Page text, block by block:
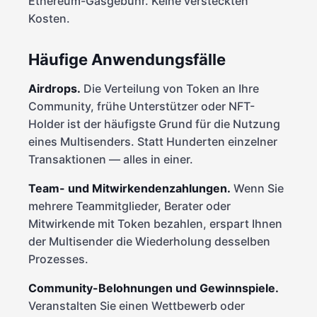
Kosten.
Häufige Anwendungsfälle
Airdrops. Die Verteilung von Token an Ihre
Community, frühe Unterstützer oder NFT-
Holder ist der häufigste Grund für die Nutzung
eines Multisenders. Statt Hunderten einzelner
Transaktionen — alles in einer.
Team- und Mitwirkendenzahlungen. Wenn Sie
mehrere Teammitglieder, Berater oder
Mitwirkende mit Token bezahlen, erspart Ihnen
der Multisender die Wiederholung desselben
Prozesses.
Community-Belohnungen und Gewinnspiele.
Veranstalten Sie einen Wettbewerb oder